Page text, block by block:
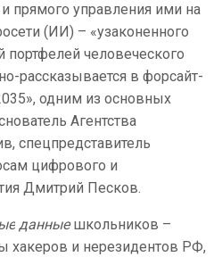
прямого управления ими на
(ИИ) – «узаконенного
портфелей человеческого
рассказывается в форсайт-
одним из основных
Агентства
спецпредставитель
цифрового и
Дмитрий Песков.
данныешкольников –
хакеров и нерезидентов РФ,